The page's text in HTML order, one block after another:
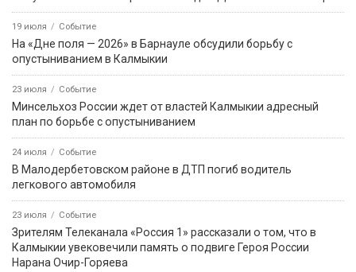
19 июля Событие
На «Дне поля — 2026» в Барнауле обсудили борьбу с
опустыниванием в Калмыкии
23 июля Событие
Минсельхоз России ждет от властей Калмыкии адресный
план по борьбе с опустыниванием
24 июля Событие
В Малодербетовском районе в ДТП погиб водитель
легкового автомобиля
23 июля Событие
Зрителям Телеканала «Россия 1» рассказали о том, что в
Калмыкии увековечили память о подвиге Героя России
Нарана Очир-Горяева